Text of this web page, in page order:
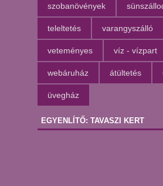
szobanövények
teleltetés varangyszálló
veteményes víz - vízpart
webáruház átültetés
üvegház
EGYENLÍTŐ: TAVASZI KERT